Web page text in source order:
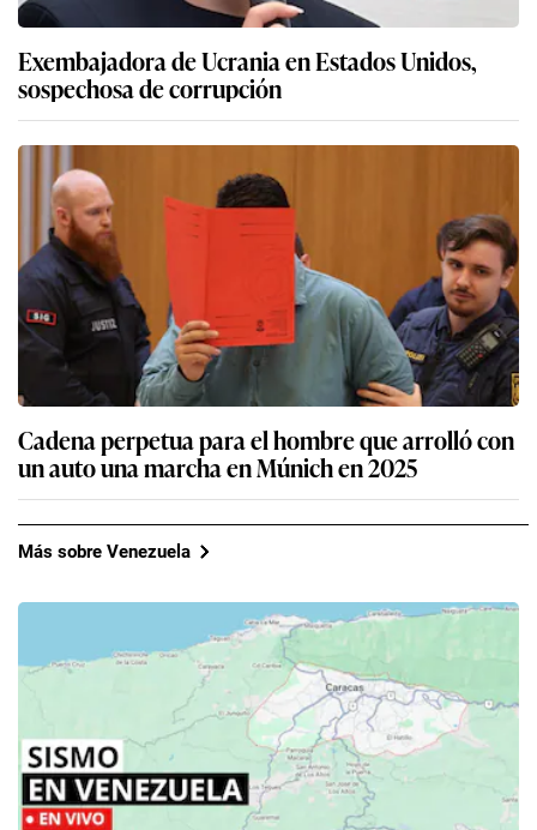
Exembajadora de Ucrania en Estados Unidos,
sospechosa de corrupción
Cadena perpetua para el hombre que arrolló con
un auto una marcha en Múnich en 2025
Más sobre Venezuela